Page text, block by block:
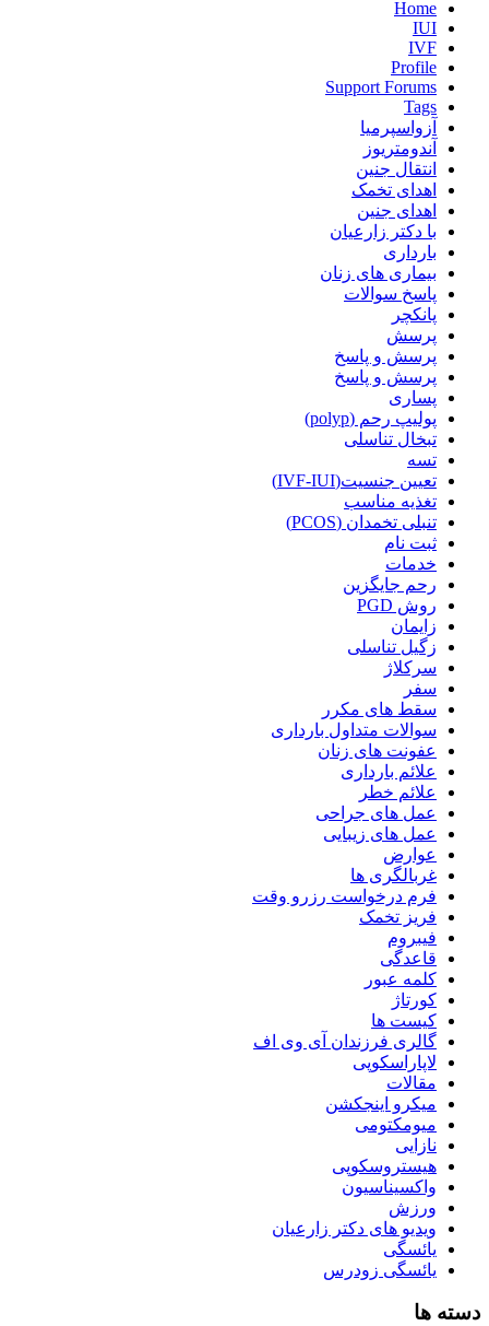
Home
IUI
IVF
Profile
Support Forums
Tags
آزواسپرمیا
آندومتریوز
انتقال جنین
اهدای تخمک
اهدای جنین
با دکتر زارعیان
بارداری
بیماری های زنان
پاسخ سوالات
پانکچر
پرسش
پرسش و پاسخ
پرسش و پاسخ
پساری
پولیپ رحم (polyp)
تبخال تناسلی
تسه
تعیین جنسیت(IVF-IUI)
تغذیه مناسب
تنبلی تخمدان (PCOS)
ثبت نام
خدمات
رحم جایگزین
روش PGD
زایمان
زگیل تناسلی
سرکلاژ
سفر
سقط های مکرر
سوالات متداول بارداری
عفونت های زنان
علائم بارداری
علائم خطر
عمل های جراحی
عمل های زیبایی
عوارض
غربالگری ها
فرم درخواست رزرو وقت
فریز تخمک
فیبروم
قاعدگی
کلمه عبور
کورتاژ
کیست ها
گالری فرزندان آی وی اف
لاپاراسکوپی
مقالات
میکرو اینجکشن
میومکتومی
نازایی
هیستروسکوپی
واکسیناسیون
ورزش
ویدیو های دکتر زارعیان
یائسگی
یائسگی زودرس
دسته ها